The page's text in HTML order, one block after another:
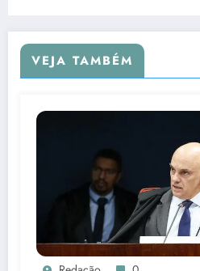
VEJA TAMBÉM